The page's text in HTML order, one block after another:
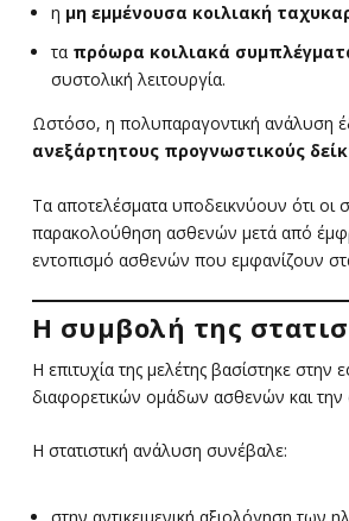
η μη εμμένουσα κοιλιακή
τα πρόωρα κοιλιακά
συστολική λειτουργία.
Ωστόσο, η πολυπαραγοντική ανάλυση
ανεξάρτητους προγνωστικούς
Τα αποτελέσματα υποδεικνύουν ότι οι
παρακολούθηση ασθενών μετά από
εντοπισμό ασθενών που εμφανίζουν
Η συμβολή της
Η επιτυχία της μελέτης βασίστηκε
διαφορετικών ομάδων ασθενών και
Η στατιστική ανάλυση συνέβαλε:
στην αντικειμενική αξιολόγηση των